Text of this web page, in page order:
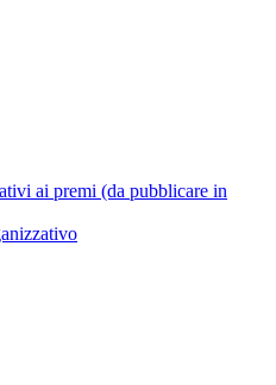
ai premi (da pubblicare in